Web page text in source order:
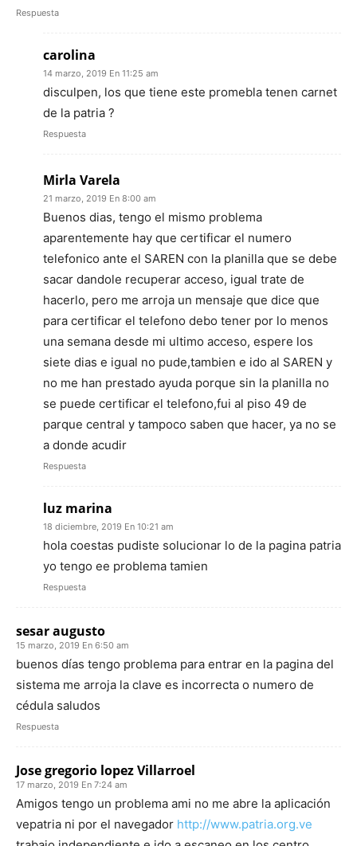
Respuesta
carolina
14 marzo, 2019 En 11:25 am
disculpen, los que tiene este promebla tenen carnet
de la patria ?
Respuesta
Mirla Varela
21 marzo, 2019 En 8:00 am
Buenos dias, tengo el mismo problema
aparentemente hay que certificar el numero
telefonico ante el SAREN con la planilla que se debe
sacar dandole recuperar acceso, igual trate de
hacerlo, pero me arroja un mensaje que dice que
para certificar el telefono debo tener por lo menos
una semana desde mi ultimo acceso, espere los
siete dias e igual no pude,tambien e ido al SAREN y
no me han prestado ayuda porque sin la planilla no
se puede certificar el telefono,fui al piso 49 de
parque central y tampoco saben que hacer, ya no se
a donde acudir
Respuesta
luz marina
18 diciembre, 2019 En 10:21 am
hola coestas pudiste solucionar lo de la pagina patria
yo tengo ee problema tamien
Respuesta
sesar augusto
15 marzo, 2019 En 6:50 am
buenos días tengo problema para entrar en la pagina del
sistema me arroja la clave es incorrecta o numero de
cédula saludos
Respuesta
Jose gregorio lopez Villarroel
17 marzo, 2019 En 7:24 am
Amigos tengo un problema ami no me abre la aplicación
vepatria ni por el navegador http://www.patria.org.ve